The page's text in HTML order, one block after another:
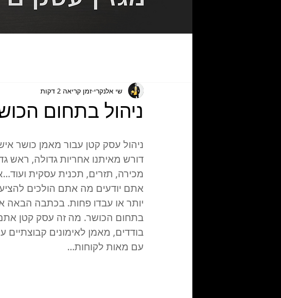
ניהול בתחום הכושר: 5 דרכים
שי אלנקרי זמן קריאה 2 דקות
ניהול עסק קטן עבור מאמן כושר
דורש מאיתנו אחריות גדולה, ראש
מכירה, תזרים, תכנית עסקית
אתם יודעים מה אתם הולכים
בתחום הכושר. מה זה עסק קטן
בודדים, מאמן לאימונים
עם מאות לקוחות...